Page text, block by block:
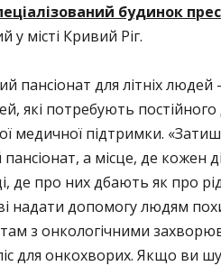
будинок
у місті Кривий Ріг.
пансіонат для літніх
які потребують постійного
медичної підтримки.
а місце, де кожен
де про них дбають як про
надати допомогу людям
з онкологічними
для онкохворих. Якщо ви